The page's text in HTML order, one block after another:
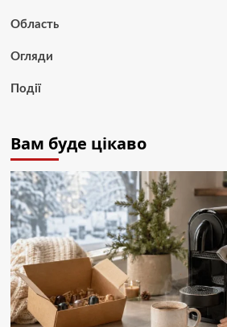
Область
Огляди
Події
Вам буде цікаво